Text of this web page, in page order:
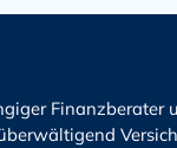
Finanzberater